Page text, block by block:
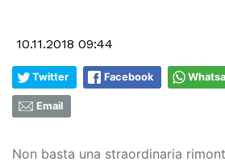
10.11.2018 09:44
Twitter Facebook
Email
Non basta una straordinaria